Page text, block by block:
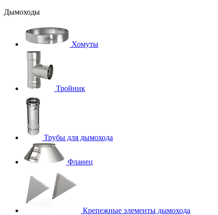
Дымоходы
Хомуты
Тройник
Трубы для дымохода
Фланец
Крепежные элементы дымохода